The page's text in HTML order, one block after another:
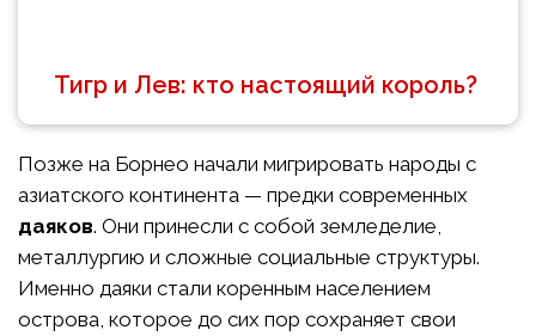
Тигр и Лев: кто настоящий король?
Позже на Борнео начали мигрировать народы с
азиатского континента — предки современных
даяков. Они принесли с собой земледелие,
металлургию и сложные социальные структуры.
Именно даяки стали коренным населением
острова, которое до сих пор сохраняет свои